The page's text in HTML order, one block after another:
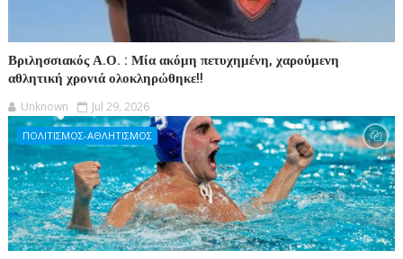
Βριλησσιακός Α.Ο. : Μία ακόμη πετυχημένη, χαρούμενη
αθλητική χρονιά ολοκληρώθηκε!!
Unknown Jul 29, 2026
ΠΟΛΙΤΙΣΜΟΣ-ΑΘΛΗΤΙΣΜΟΣ